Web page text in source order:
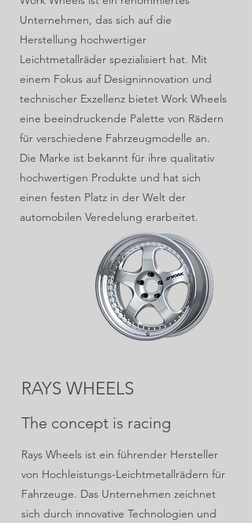
Unternehmen, das sich auf die
Herstellung hochwertiger
Leichtmetallräder spezialisiert hat. Mit
einem Fokus auf Designinnovation und
technischer Exzellenz bietet Work Wheels
eine beeindruckende Palette von Rädern
für verschiedene Fahrzeugmodelle an.
Die Marke ist bekannt für ihre qualitativ
hochwertigen Produkte und hat sich
einen festen Platz in der Welt der
automobilen Veredelung erarbeitet.
RAYS WHEELS
The concept is racing
Rays Wheels ist ein führender Hersteller
von Hochleistungs-Leichtmetallrädern für
Fahrzeuge. Das Unternehmen zeichnet
sich durch innovative Technologien und